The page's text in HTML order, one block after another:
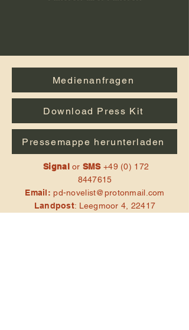
Medienanfragen
Download Press Kit
Pressemappe herunterladen
Signalor SMS +49 (0) 172
8447615
Email: pd-novelist@protonmail.com
Landpost: Leegmoor 4, 22417